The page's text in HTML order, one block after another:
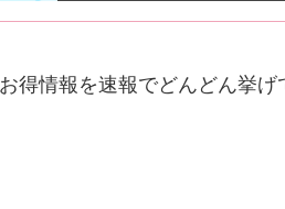
得情報を速報でどんどん挙げ